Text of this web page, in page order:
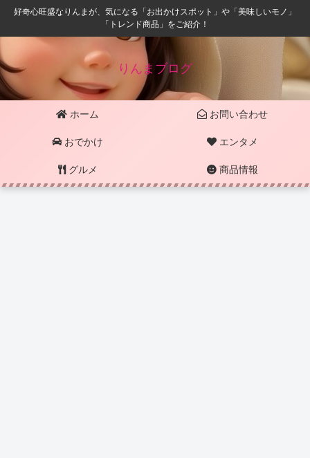
好奇心旺盛なりんまが、気になる「お出かけスポット」や「美味しいモノ」
「トレンド商品」をご紹介！
りんまブログ
ホーム お問い合わせ
おでかけ エンタメ
グルメ 商品情報